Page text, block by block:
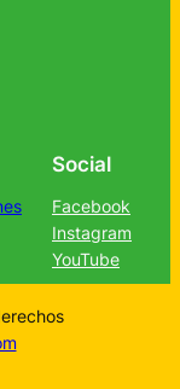
Social
Facebook
Instagram
YouTube